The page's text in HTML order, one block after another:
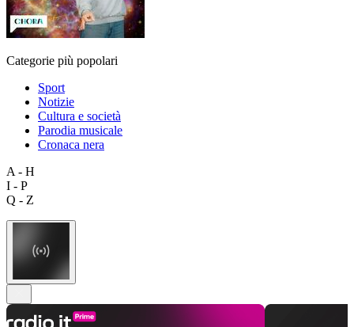
Categorie più popolari
Sport
Notizie
Cultura e società
Parodia musicale
Cronaca nera
A - H
I - P
Q - Z